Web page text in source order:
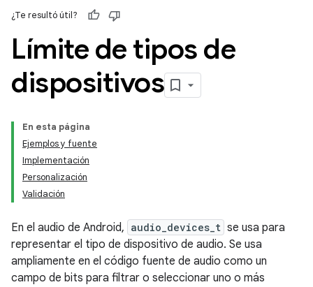
¿Te resultó útil?
Límite de tipos de
dispositivos
En esta página
Ejemplos y fuente
Implementación
Personalización
Validación
En el audio de Android, audio_devices_t se usa para
representar el tipo de dispositivo de audio. Se usa
ampliamente en el código fuente de audio como un
campo de bits para filtrar o seleccionar uno o más